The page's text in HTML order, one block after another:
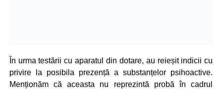
În urma testării cu aparatul din dotare, au reieșit indicii cu
privire la posibila prezență a substanțelor psihoactive.
Menționăm că aceasta nu reprezintă probă în cadrul